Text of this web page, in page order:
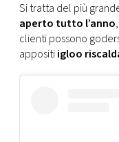
Si tratta del più
aperto tutto l’anno
clienti possono
appositiigloo